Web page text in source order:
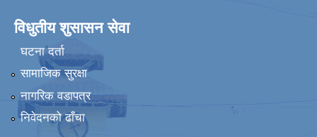
विधुतीय शुसासन सेवा
घटना दर्ता
सामाजिक सुरक्षा
नागरिक वडापत्र
निवेदनको ढाँचा